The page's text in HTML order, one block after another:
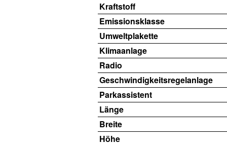
Kraftstoff
Emissionsklasse
Umweltplakette
Klimaanlage
Radio
Geschwindigkeitsregelanlage
Parkassistent
Länge
Breite
Höhe